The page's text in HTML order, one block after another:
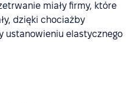
miały firmy, które
dzięki chociażby
ustanowieniu elastycznego